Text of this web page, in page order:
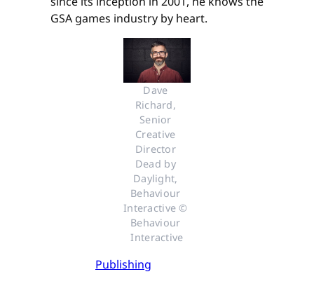
GSA games industry by heart.
Dave
Richard,
Senior
Creative
Director
Dead by
Daylight,
Behaviour
Interactive ©
Behaviour
Interactive
Publishing